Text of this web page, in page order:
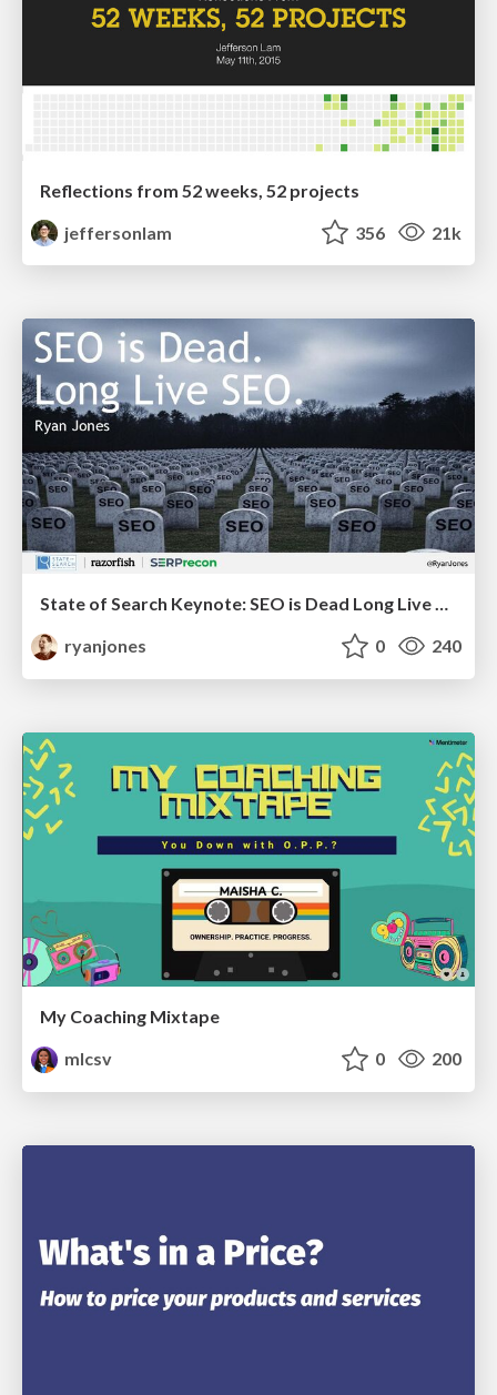
Reflections from 52 weeks, 52 projects
jeffersonlam
356 21k
State of Search Keynote: SEO is Dead Long Live SEO
ryanjones
0 240
My Coaching Mixtape
mlcsv
0 200